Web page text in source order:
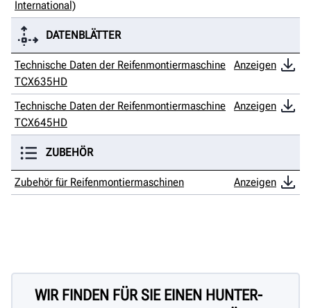
International)
DATENBLÄTTER
Technische Daten der Reifenmontiermaschine
TCX635HD
Anzeigen
Technische Daten der Reifenmontiermaschine
TCX645HD
Anzeigen
ZUBEHÖR
Zubehör für Reifenmontiermaschinen Anzeigen
WIR FINDEN FÜR SIE EINEN HUNTER-